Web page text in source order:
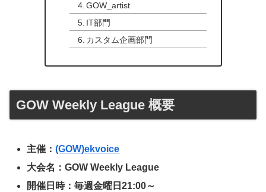
GOW_artist
IT部門
カスタム企画部門
GOW Weekly League 概要
主催：(GOW)ekvoice
大会名：GOW Weekly League
開催日時：毎週金曜日21:00～